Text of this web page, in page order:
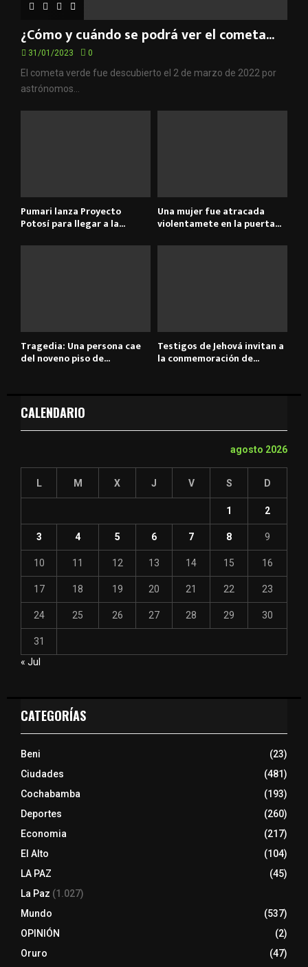
¿Cómo y cuándo se podrá ver el cometa...
31/01/2023 0
El cometa verde fue descubierto el 2 de marzo de 2022 por
astrónomos...
Pumari lanza Proyecto
Potosí para llegar a la...
Una mujer fue atracada
violentamete en la puerta...
Tragedia: Una persona cae
del noveno piso de...
Testigos de Jehová invitan a
la conmemoración de...
CALENDARIO
agosto 2026
L M X J V S D
1 2
3 4 5 6 7 8 9
10 11 12 13 14 15 16
17 18 19 20 21 22 23
24 25 26 27 28 29 30
31
« Jul
CATEGORÍAS
Beni
(23)
Ciudades
(481)
Cochabamba
(193)
Deportes
(260)
Economia
(217)
El Alto
(104)
LA PAZ
(45)
La Paz (1.027)
Mundo
(537)
OPINIÓN
(2)
Oruro
(47)